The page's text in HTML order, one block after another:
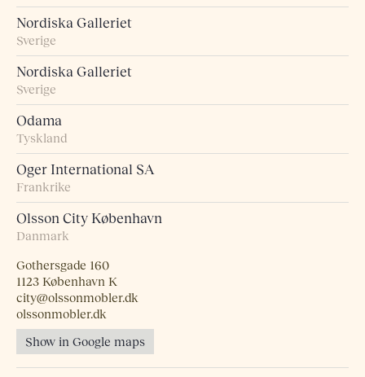
Nordiska Galleriet
Sverige
Nordiska Galleriet
Sverige
Odama
Tyskland
Oger International SA
Frankrike
Olsson City København
Danmark
Gothersgade 160
1123 København K
city@olssonmobler.dk
olssonmobler.dk
Show in Google maps